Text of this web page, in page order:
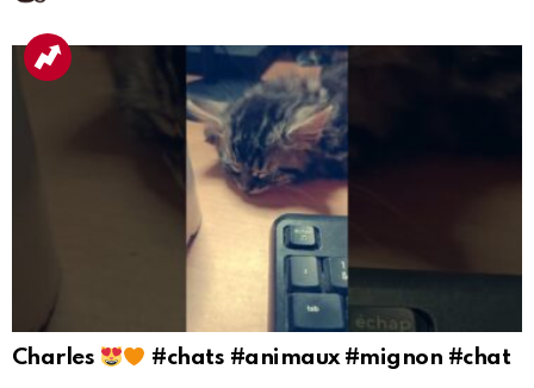
Charles #chats #animaux #mignon #chat